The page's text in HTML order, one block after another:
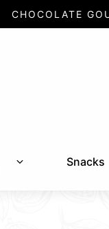
CHOCOLATE
Snacks